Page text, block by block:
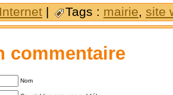
Internet | Tags : mairie, site
commentaire
Nom